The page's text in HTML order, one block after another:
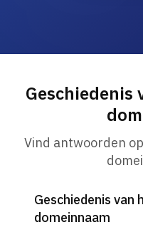
Geschiedenis
Vind antwoorden
Geschiedenis van
domeinnaam